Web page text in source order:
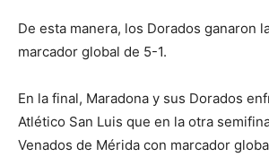
De esta manera, los Dorados ganaron
marcador global de 5-1.
En la final, Maradona y sus Dorados
Atlético San Luis que en la otra
Venados de Mérida con marcador